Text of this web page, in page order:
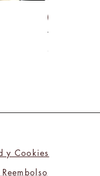
Tú y Yo
y Cookies